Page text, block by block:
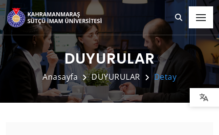
DUYURULAR
Anasayfa DUYURULAR Detay